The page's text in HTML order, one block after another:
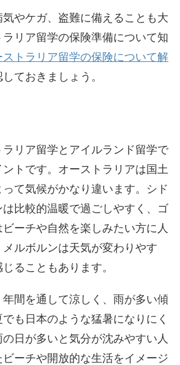
やケガ、盗難に備えることも大
リア留学の保険準備について知
ストラリア留学の保険について解
しておきましょう。
リア留学とアイルランド留学で
トです。オーストラリアは国土
て気候がかなり違います。シド
比較的温暖で過ごしやすく、ゴ
ーチや自然を楽しみたい方に人
ルボルンは天気が変わりやす
ることもあります。
間を通して涼しく、雨が多い傾
も日本のような猛暑になりにく
日が多いと気分が沈みやすい人
ーチや開放的な生活をイメージ